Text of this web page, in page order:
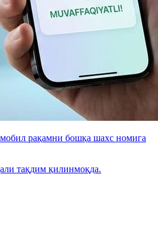
рақамни бошқа шахс номига
тақдим қилинмоқда.